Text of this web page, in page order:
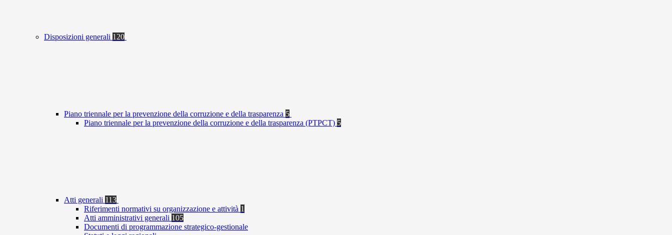
Disposizioni generali 120
Piano triennale per la prevenzione della corruzione e della trasparenza 5
Piano triennale per la prevenzione della corruzione e della trasparenza (PTPCT) 5
Atti generali 113
Riferimenti normativi su organizzazione e attività 1
Atti amministrativi generali 105
Documenti di programmazione strategico-gestionale